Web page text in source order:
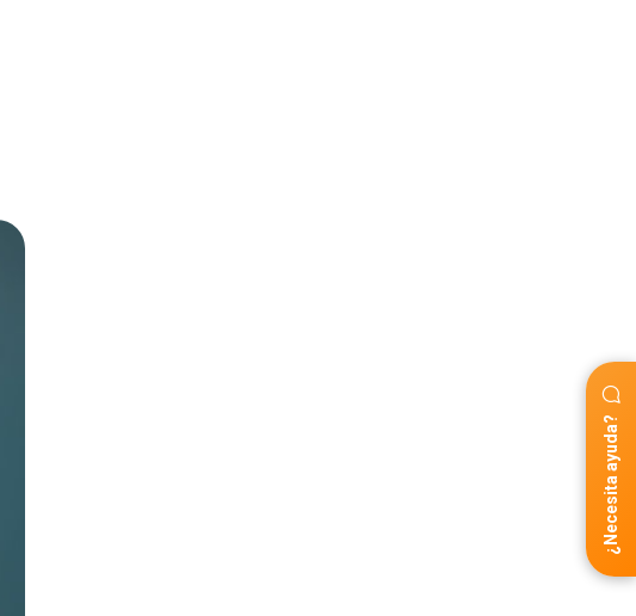
¿Necesita ayuda?